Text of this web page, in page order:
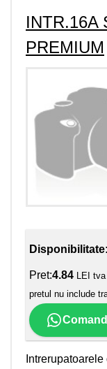
INTR.16A
PREMIUM
Disponibilitate:
Pret:4.84 LEI
pretul nu include